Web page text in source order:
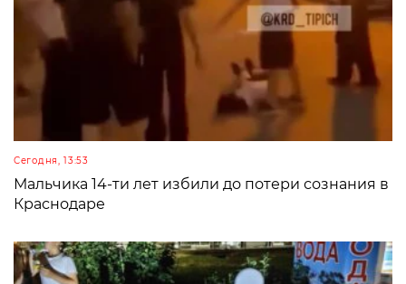
Сегодня, 13:53
Мальчика 14-ти лет избили до потери сознания в
Краснодаре